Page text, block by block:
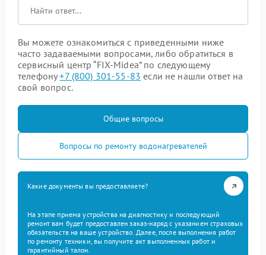
Вы можете ознакомиться с приведенными ниже
часто задаваемыми вопросами, либо обратиться в
сервисный центр “FIX-Midea” по следующему
телефону+7 (800) 301-55-83 если не нашли ответ на
свой вопрос.
Общие вопросы
Вопросы по ремонту водонагревателей
Какие документы вы предоставляете?
На этапе приема устройства на диагностику и последующий
ремонт вам будет предоставлен заказ-наряд с указанием страховых
обязательств на ваше устройство. Далее, после выполнения работ
по ремонту техники, вы получите акт выполненных работ и
гарантийный талон.